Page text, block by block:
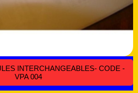
INTERCHANGEABLES- CODE -
VPA 004